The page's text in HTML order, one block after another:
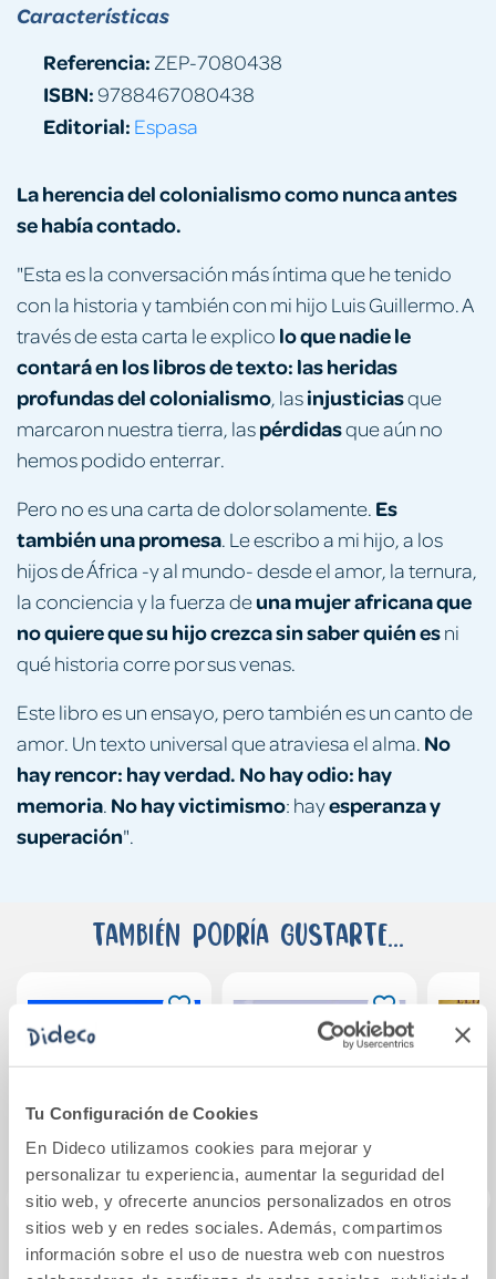
Tu Configuración de Cookies
En Dideco utilizamos cookies para mejorar y
personalizar tu experiencia, aumentar la seguridad del
sitio web, y ofrecerte anuncios personalizados en otros
sitios web y en redes sociales. Además, compartimos
información sobre el uso de nuestra web con nuestros
La herencia del colonialismo como nunca antes
se había contado.
"Esta es la conversación más íntima que he tenido
con la historia y también con mi hijo Luis Guillermo. A
través de esta carta le explico lo que nadie le
contará en los libros de texto: las heridas
profundas del colonialismo, lasinjusticiasque
marcaron nuestra tierra, laspérdidasque aún no
hemos podido enterrar.
Pero no es una carta de dolor solamente. Es
también una promesa. Le escribo a mi hijo, a los
hijos de África -y al mundo- desde el amor, la ternura,
la conciencia y la fuerza deuna mujer africana que
no quiere que su hijo crezca sin saber quién esni
qué historia corre por sus venas.
Este libro es un ensayo, pero también es un canto de
amor. Un texto universal que atraviesa el alma. No
hay rencor: hay verdad. No hay odio: hay
memoria. No hay victimismo: hayesperanza y
superación".
Características
Referencia: ZEP-7080438
ISBN:9788467080438
Editorial: Espasa
También podría gustarte...
Com muntar el
Amigos para